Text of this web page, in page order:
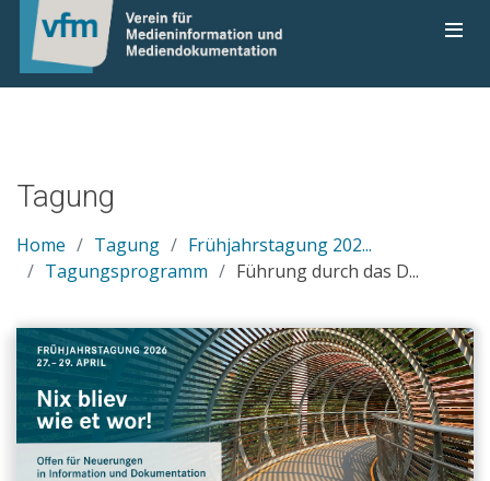
Tagung
Home Tagung
Frühjahrstagung 202...
Tagungsprogramm
Führung durch das D...